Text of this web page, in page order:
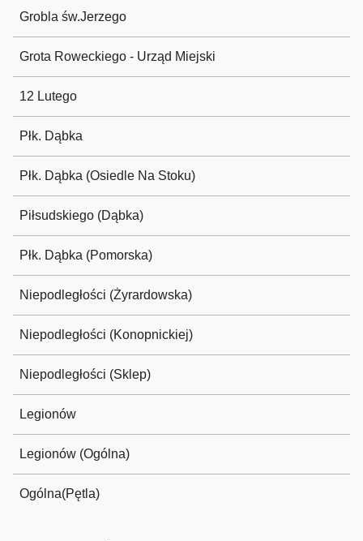
Grobla św.Jerzego
Grota Roweckiego - Urząd Miejski
12 Lutego
Płk. Dąbka
Płk. Dąbka (Osiedle Na Stoku)
Piłsudskiego (Dąbka)
Płk. Dąbka (Pomorska)
Niepodległości (Żyrardowska)
Niepodległości (Konopnickiej)
Niepodległości (Sklep)
Legionów
Legionów (Ogólna)
Ogólna(Pętla)